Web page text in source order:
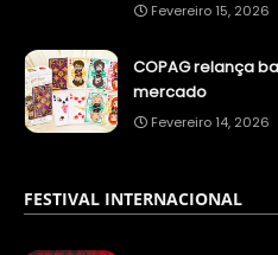
Fevereiro 15, 2026
COPAG relança
mercado
Fevereiro 14, 2026
FESTIVAL INTERNACIONAL